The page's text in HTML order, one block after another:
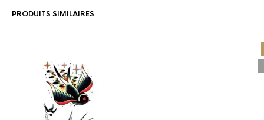
PRODUITS SIMILAIRES